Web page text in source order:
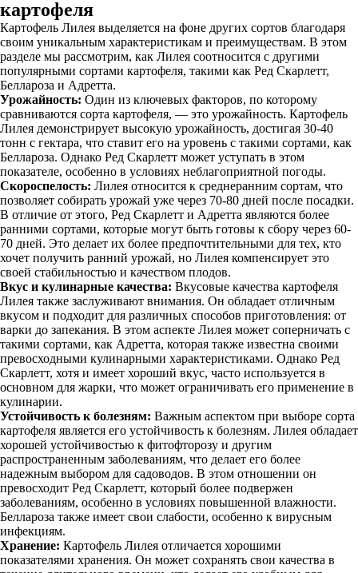
картофеля
Картофель Лилея выделяется на фоне других сортов благодаря
своим уникальным характеристикам и преимуществам. В этом
разделе мы рассмотрим, как Лилея соотносится с другими
популярными сортами картофеля, такими как Ред Скарлетт,
Беллароза и Адретта.
Урожайность: Один из ключевых факторов, по которому
сравниваются сорта картофеля, — это урожайность. Картофель
Лилея демонстрирует высокую урожайность, достигая 30-40
тонн с гектара, что ставит его на уровень с такими сортами, как
Беллароза. Однако Ред Скарлетт может уступать в этом
показателе, особенно в условиях неблагоприятной погоды.
Скороспелость: Лилея относится к среднеранним сортам, что
позволяет собирать урожай уже через 70-80 дней после посадки.
В отличие от этого, Ред Скарлетт и Адретта являются более
ранними сортами, которые могут быть готовы к сбору через 60-
70 дней. Это делает их более предпочтительными для тех, кто
хочет получить ранний урожай, но Лилея компенсирует это
своей стабильностью и качеством плодов.
Вкус и кулинарные качества: Вкусовые качества картофеля
Лилея также заслуживают внимания. Он обладает отличным
вкусом и подходит для различных способов приготовления: от
варки до запекания. В этом аспекте Лилея может соперничать с
такими сортами, как Адретта, которая также известна своими
превосходными кулинарными характеристиками. Однако Ред
Скарлетт, хотя и имеет хороший вкус, часто используется в
основном для жарки, что может ограничивать его применение в
кулинарии.
Устойчивость к болезням: Важным аспектом при выборе сорта
картофеля является его устойчивость к болезням. Лилея обладает
хорошей устойчивостью к фитофторозу и другим
распространенным заболеваниям, что делает его более
надежным выбором для садоводов. В этом отношении он
превосходит Ред Скарлетт, который более подвержен
заболеваниям, особенно в условиях повышенной влажности.
Беллароза также имеет свои слабости, особенно к вирусным
инфекциям.
Хранение: Картофель Лилея отличается хорошими
показателями хранения. Он может сохранять свои качества в